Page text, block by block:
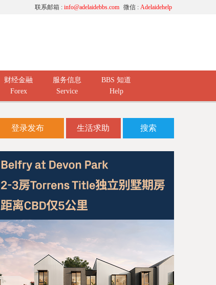
微信 : Adelaidehelp
联系邮箱 : info@adelaidebbs.com
财经金融
Forex
服务信息
Service
BBS 知道
Help
登录发布 生活求助 搜索